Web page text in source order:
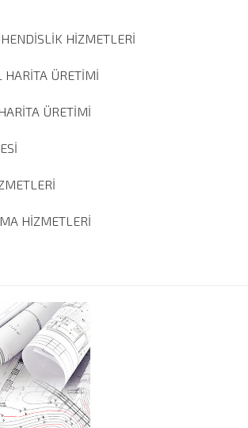
HİZMETLERİ
HARİTA ÜRETİMİ
ÜRETİMİ
HİZMETLERİ